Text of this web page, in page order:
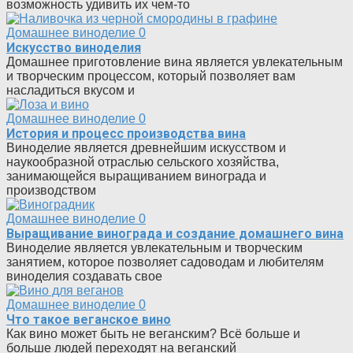
возможность удивить их чем-то
Домашнее виноделие 0
Искусство виноделия
Домашнее приготовление вина является увлекательным
и творческим процессом, который позволяет вам
насладиться вкусом и
Домашнее виноделие 0
История и процесс производства вина
Виноделие является древнейшим искусством и
наукообразной отраслью сельского хозяйства,
занимающейся выращиванием винограда и
производством
Домашнее виноделие 0
Выращивание винограда и создание домашнего вина
Виноделие является увлекательным и творческим
занятием, которое позволяет садоводам и любителям
виноделия создавать свое
Домашнее виноделие 0
Что такое веганское вино
Как вино может быть не веганским? Всё больше и
больше людей переходят на веганский